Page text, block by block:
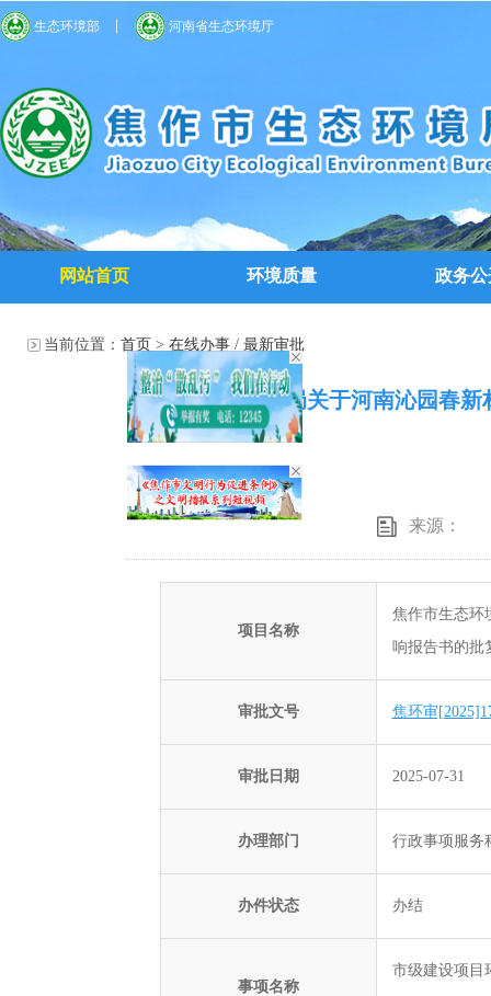
生态环境部 河南省生态环境厅
网站首页 环境质量 政务公
当前位置： 首页 > 在线办事 / 最新审批
焦作市生态环境局关于河南沁园春
来源：
项目名称
焦作市生态环
响报告书的批
审批文号 焦环审
审批日期 2025-07-31
办理部门 行政事项服务
办件状态 办结
事项名称
市级建设项目